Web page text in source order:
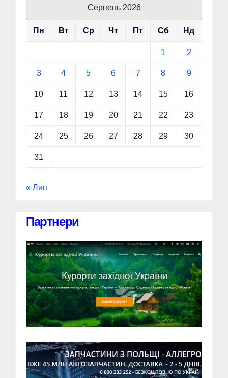
Серпень 2026
Пн Вт Ср Чт Пт Сб Нд
1 2
3 4 5 6 7 8 9
10 11 12 13 14 15 16
17 18 19 20 21 22 23
24 25 26 27 28 29 30
31
« Лип
Партнери